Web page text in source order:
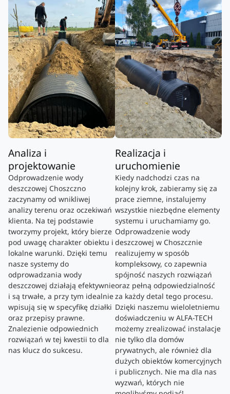
Analiza i
projektowanie
Odprowadzenie wody
deszczowej Choszczno
zaczynamy od wnikliwej
analizy terenu oraz oczekiwań
klienta. Na tej podstawie
tworzymy projekt, który bierze
pod uwagę charakter obiektu i
lokalne warunki. Dzięki temu
nasze systemy do
odprowadzania wody
deszczowej działają efektywnie
i są trwałe, a przy tym idealnie
wpisują się w specyfikę działki
oraz przepisy prawne.
Znalezienie odpowiednich
rozwiązań w tej kwestii to dla
nas klucz do sukcesu.
Realizacja i
uruchomienie
Kiedy nadchodzi czas na
kolejny krok, zabieramy się za
prace ziemne, instalujemy
wszystkie niezbędne elementy
systemu i uruchamiamy go.
Odprowadzenie wody
deszczowej w Choszcznie
realizujemy w sposób
kompleksowy, co zapewnia
spójność naszych rozwiązań
oraz pełną odpowiedzialność
za każdy detal tego procesu.
Dzięki naszemu wieloletniemu
doświadczeniu w ALFA-TECH
możemy zrealizować instalacje
nie tylko dla domów
prywatnych, ale również dla
dużych obiektów komercyjnych
i publicznych. Nie ma dla nas
wyzwań, których nie